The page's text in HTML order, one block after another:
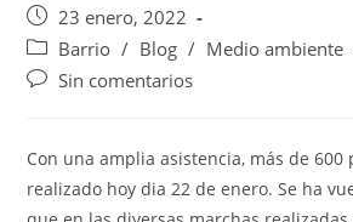
23 enero, 2022
Barrio / Blog / Medio ambiente
Sin comentarios
Con una amplia asistencia, más de 600
realizado hoy dia 22 de enero. Se ha